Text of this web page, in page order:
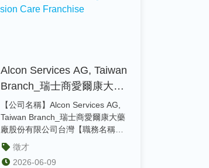
Alcon Services AG, Taiwan
Branch_瑞士商愛爾康大藥
廠股份有限公司台灣 誠徵
Marketing Intern - Vision
Care Franchise
【公司名稱】Alcon Services AG,
Taiwan Branch_瑞士商愛爾康大藥
廠股份有限公司台灣【職務名稱】
Ma...
徵才
2026-06-09